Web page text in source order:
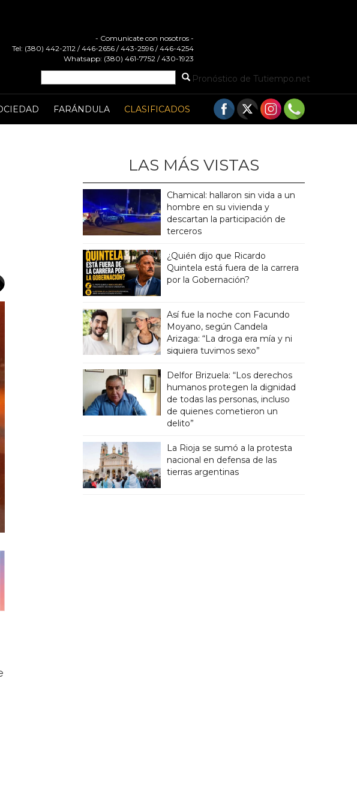
- Comunicate con nosotros -
Tel: (380) 442-2112 / 446-2656 / 443-2596 / 446-4254
Whatsapp: (380) 461-7752 / 430-1923
Pronóstico de Tutiempo.net
FARÁNDULA CLASIFICADOS
LAS MÁS VISTAS
Chamical: hallaron sin vida a un
hombre en su vivienda y
descartan la participación de
terceros
¿Quién dijo que Ricardo
Quintela está fuera de la carrera
por la Gobernación?
Así fue la noche con Facundo
Moyano, según Candela
Arizaga: “La droga era mía y ni
siquiera tuvimos sexo”
Delfor Brizuela: “Los derechos
humanos protegen la dignidad
de todas las personas, incluso
de quienes cometieron un
delito”
La Rioja se sumó a la protesta
nacional en defensa de las
tierras argentinas